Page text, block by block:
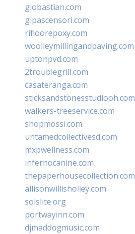
giobastian.com
glpascensori.com
rifloorepoxy.com
woolleymillingandpaving.com
uptonpvd.com
2troublegrill.com
casateranga.com
sticksandstonesstudiooh.com
walkers-treeservice.com
shopmossi.com
untamedcollectivesd.com
mxpwellness.com
infernocanine.com
thepaperhousecollection.com
allisonwillisholley.com
solslite.org
portwayinn.com
djmaddogmusic.com